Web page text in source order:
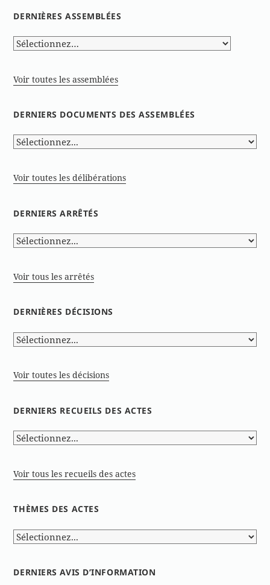
DERNIÈRES ASSEMBLÉES
Voir toutes les assemblées
DERNIERS DOCUMENTS DES ASSEMBLÉES
Voir toutes les délibérations
DERNIERS ARRÊTÉS
Voir tous les arrêtés
DERNIÈRES DÉCISIONS
Voir toutes les décisions
DERNIERS RECUEILS DES ACTES
Voir tous les recueils des actes
THÈMES DES ACTES
DERNIERS AVIS D’INFORMATION